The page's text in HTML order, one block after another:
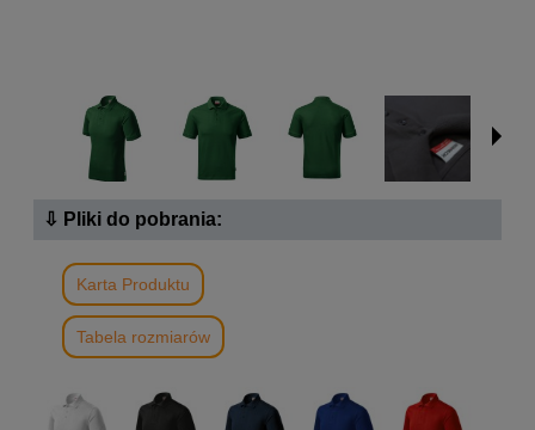
⇩ Pliki do pobrania:
Karta Produktu
Tabela rozmiarów